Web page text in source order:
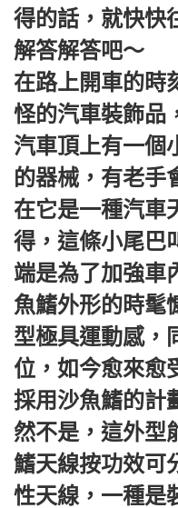
得的話，就快快
解答解答吧～
在路上開車的時
怪的汽車裝飾品
汽車頂上有一個
的器械，有老手
在它是一種汽車
得，這條小尾巴
端是為了加強車
魚鰭外形的時髦
型極具運動感，
位，如今愈來愈
採用沙魚鰭的計
然不是，這外型
鰭天線按功效可
性天線，一種是